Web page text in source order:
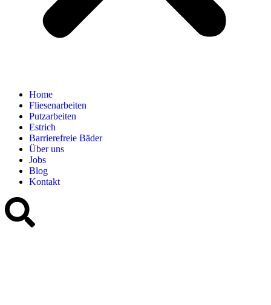
Home
Fliesenarbeiten
Putzarbeiten
Estrich
Barrierefreie Bäder
Über uns
Jobs
Blog
Kontakt